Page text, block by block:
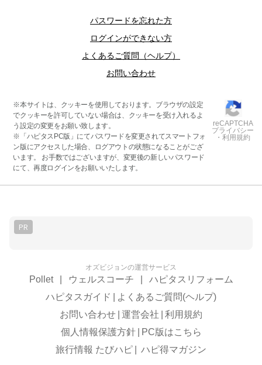
パスワードを忘れた方
ログインができない方
よくあるご質問（ヘルプ）
お問い合わせ
※本サイトは、クッキーを使用しております。ブラウザの設定
でクッキーを許可していない場合は、クッキーを受け入れるよ
う設定の変更をお願い致します。
※「ハピタスPC版」にてパスワードを変更されてスマートフォ
ン版にアクセスした場合、ログアウトの状態になることがござ
います。 お手数ではございますが、変更後の新しいパスワード
にて、再度ログインをお願いいたします。
reCAPTCHA
プライバシー
・利用規約
PR
オズビジョンの運営サービス
Pollet ウェルスコーチ
ハピタスリフォーム
ハピタスガイド
よくあるご質問(ヘルプ)
お問い合わせ 運営会社
利用規約
個人情報保護方針
PC版はこちら
旅行情報 たびハピ
ハピ得マガジン